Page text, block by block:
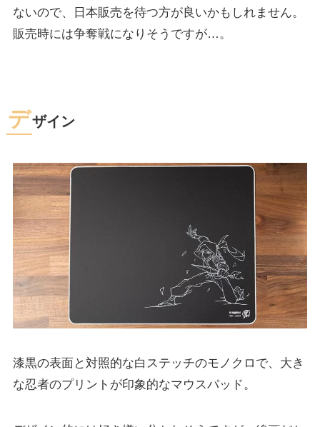
ないので、日本販売を待つ方が良いかもしれません。
販売時には争奪戦になりそうですが…。
デザイン
漆黒の表面と対照的な白ステッチのモノクロで、大き
な忍者のプリントが印象的なマウスパッド。